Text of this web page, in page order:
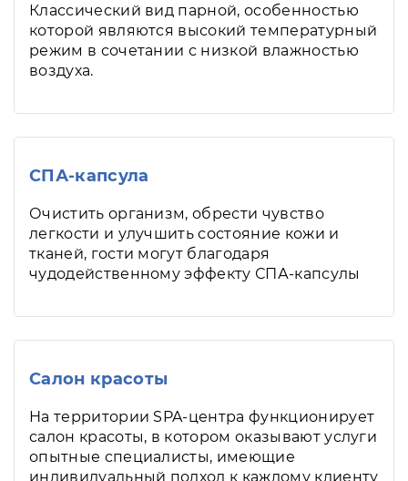
Классический вид парной, особенностью
которой являются высокий температурный
режим в сочетании с низкой влажностью
воздуха.
СПА-капсула
Очистить организм, обрести чувство
легкости и улучшить состояние кожи и
тканей, гости могут благодаря
чудодейственному эффекту СПА-капсулы
Салон красоты
На территории SPA-центра функционирует
салон красоты, в котором оказывают услуги
опытные специалисты, имеющие
индивидуальный подход к каждому клиенту